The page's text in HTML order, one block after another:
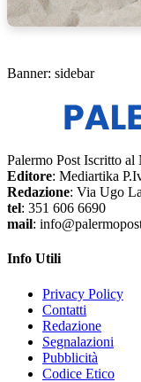
Banner: sidebar
Palermo Post Iscritto
Editore: Mediartika
Redazione: Via Ugo
tel: 351 606 6690
mail:
Info Utili
Privacy Policy
Contatti
Redazione
Segnalazioni
Pubblicità
Codice Etico